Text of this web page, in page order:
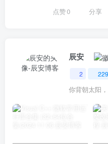
点赞0 分享
辰安
2 229
你背朝太阳